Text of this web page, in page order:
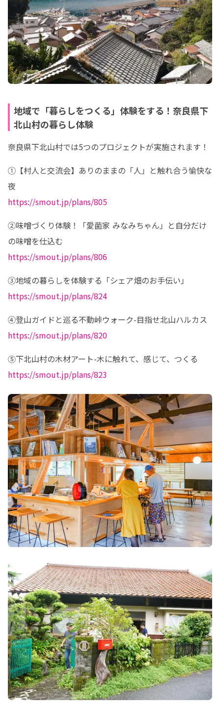
地域で「暮らしをつくる」体験をする！奈良県下
北山村の暮らし体験
奈良県下北山村では5つのプロジェクトが実施されます！
①【村人と交流会】ありのままの「人」と触れ合う愉快な
https://smout.jp/plans/805
②味噌づくり体験！「愛菌家 みなみちゃん」と自分だけ
https://smout.jp/plans/806
https://smout.jp/plans/824
https://smout.jp/plans/820
https://smout.jp/plans/823